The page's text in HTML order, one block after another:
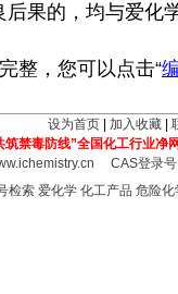
果的，均与爱化
整，您可以点击“
设为首页 加入收藏
筑禁毒防线”全国化工行业净
CAS登录
检索 爱化学 化工产品 危险化